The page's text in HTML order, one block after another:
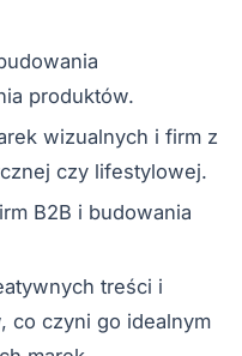
produktów.
wizualnych i firm z
czy lifestylowej.
B2B i budowania
treści i
co czyni go idealnym